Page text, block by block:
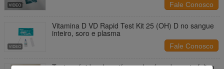
Fale Conosco
Vitamina D VD Rapid Test Kit 25 (OH) D no sangue
inteiro, soro e plasma
Fale Conosco
Testes rápidos de antígeno do vírus da peste felina